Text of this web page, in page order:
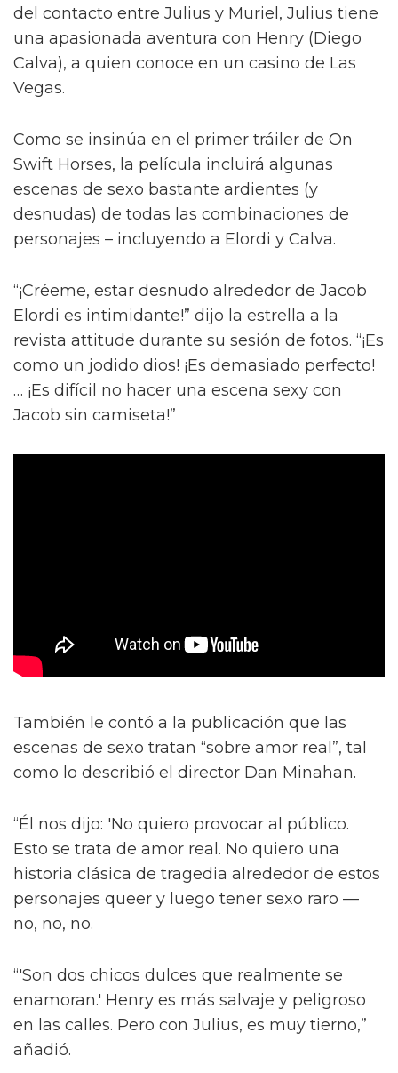
del contacto entre Julius y Muriel, Julius tiene
una apasionada aventura con Henry (Diego
Calva), a quien conoce en un casino de Las
Vegas.
Como se insinúa en el primer tráiler de On
Swift Horses, la película incluirá algunas
escenas de sexo bastante ardientes (y
desnudas) de todas las combinaciones de
personajes – incluyendo a Elordi y Calva.
“¡Créeme, estar desnudo alrededor de Jacob
Elordi es intimidante!” dijo la estrella a la
revista attitude durante su sesión de fotos. “¡Es
como un jodido dios! ¡Es demasiado perfecto!
… ¡Es difícil no hacer una escena sexy con
Jacob sin camiseta!”
También le contó a la publicación que las
escenas de sexo tratan “sobre amor real”, tal
como lo describió el director Dan Minahan.
“Él nos dijo: 'No quiero provocar al público.
Esto se trata de amor real. No quiero una
historia clásica de tragedia alrededor de estos
personajes queer y luego tener sexo raro —
no, no, no.
“'Son dos chicos dulces que realmente se
enamoran.' Henry es más salvaje y peligroso
en las calles. Pero con Julius, es muy tierno,”
añadió.